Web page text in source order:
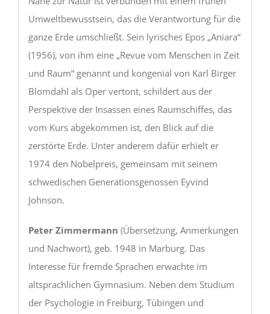
Umweltbewusstsein, das die Verantwortung für die
ganze Erde umschließt. Sein lyrisches Epos „Aniara“
(1956), von ihm eine „Revue vom Menschen in Zeit
und Raum“ genannt und kongenial von Karl Birger
Blomdahl als Oper vertont, schildert aus der
Perspektive der Insassen eines Raumschiffes, das
vom Kurs abgekommen ist, den Blick auf die
zerstörte Erde. Unter anderem dafür erhielt er
1974 den Nobelpreis, gemeinsam mit seinem
schwedischen Generationsgenossen Eyvind
Johnson.
Peter Zimmermann (Übersetzung, Anmerkungen
und Nachwort), geb. 1948 in Marburg. Das
Interesse für fremde Sprachen erwachte im
altsprachlichen Gymnasium. Neben dem Studium
der Psychologie in Freiburg, Tübingen und